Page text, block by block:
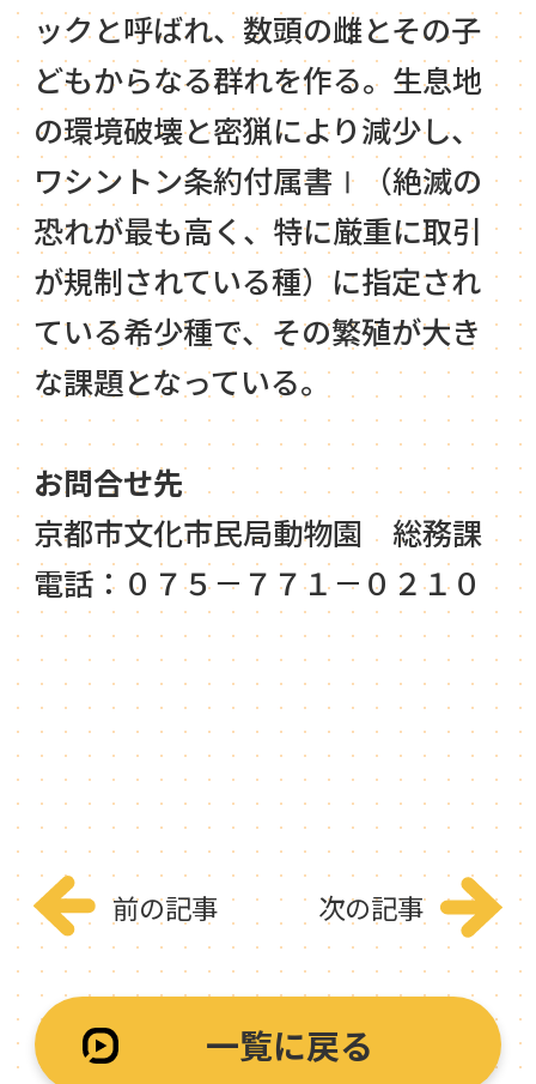
ックと呼ばれ、数頭の雌とその子
どもからなる群れを作る。生息地
の環境破壊と密猟により減少し、
ワシントン条約付属書Ⅰ（絶滅の
恐れが最も高く、特に厳重に取引
が規制されている種）に指定され
ている希少種で、その繁殖が大き
な課題となっている。
お問合せ先
京都市文化市民局動物園 総務課
電話：０７５－７７１－０２１０
前の記事
一覧に戻る
次の記事